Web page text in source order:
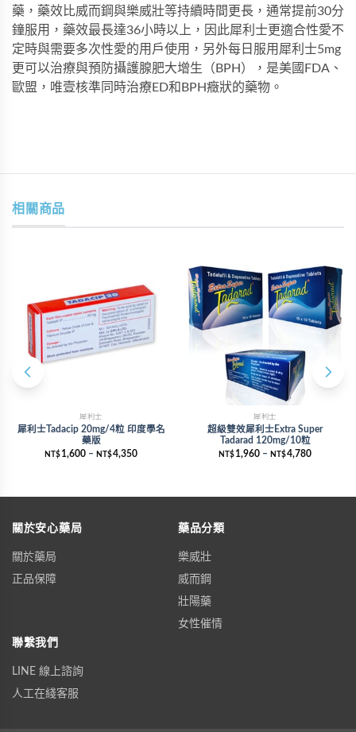
藥，藥效比威而鋼與樂威壯等持續時間更長，通常提前30分
鐘服用，藥效最長達36小時以上，因此犀利士更適合性愛不
定時與需要多次性愛的用戶使用，另外每日服用犀利士5mg
更可以治療與預防攝護腺肥大增生（BPH），是美國FDA、
歐盟，唯壹核準同時治療ED和BPH癥狀的藥物。
相關商品
犀利士
犀利士Tadacip 20mg/4粒 印度學名
藥版
NT$ 1,600 – NT$4,350
犀利士
超級雙效犀利士Extra Super
Tadarad 120mg/10粒
NT$ 1,960 – NT$4,780
關於安心藥局
關於藥局
正品保障
藥品分類
樂威壯
威而鋼
壯陽藥
女性催情
聯繫我們
LINE 線上諮詢
人工在綫客服